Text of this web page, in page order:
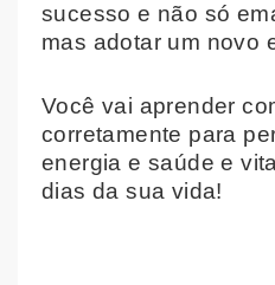
sucesso e não só
mas adotar um novo
Você vai aprender
corretamente para
energia e saúde e
dias da sua vida!